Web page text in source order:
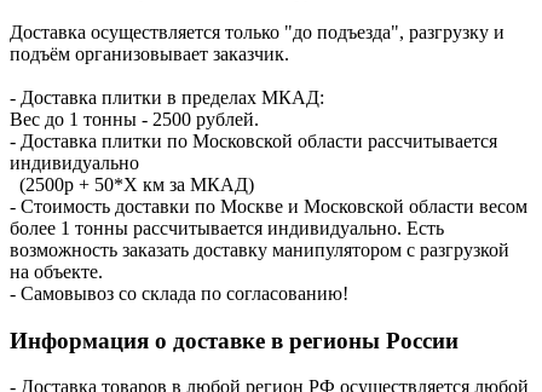
Доставка осуществляется только "до подъезда", разгрузку и
подъём организовывает заказчик.
- Доставка плитки в пределах МКАД:
Вес до 1 тонны - 2500 рублей.
- Доставка плитки по Московской области рассчитывается
индивидуально
(2500р + 50*X км за МКАД)
- Стоимость доставки по Москве и Московской области весом
более 1 тонны рассчитывается индивидуально. Есть
возможность заказать доставку манипулятором с разгрузкой
на объекте.
- Самовывоз со склада по согласованию!
Информация о доставке в регионы России
- Доставка товаров в любой регион РФ осуществляется любой